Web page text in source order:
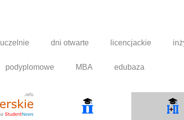
uczelnie dni otwarte licencjackie
podyplomowe MBA edubaza